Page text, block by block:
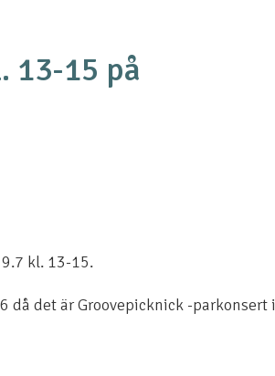
13-15 på
kl. 13-15.
då det är Groovepicknick -parkonsert i